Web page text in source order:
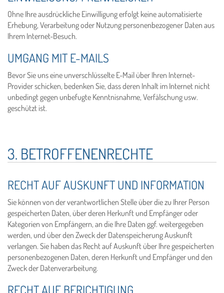
Ohne Ihre ausdrückliche Einwilligung erfolgt keine automatisierte
Erhebung, Verarbeitung oder Nutzung personenbezogener Daten aus
Ihrem Internet-Besuch.
UMGANG MIT E-MAILS
Bevor Sie uns eine unverschlüsselte E-Mail über Ihren Internet-
Provider schicken, bedenken Sie, dass deren Inhalt im Internet nicht
unbedingt gegen unbefugte Kenntnisnahme, Verfälschung usw.
geschützt ist.
3. BETROFFENENRECHTE
RECHT AUF AUSKUNFT UND INFORMATION
Sie können von der verantwortlichen Stelle über die zu Ihrer Person
gespeicherten Daten, über deren Herkunft und Empfänger oder
Kategorien von Empfängern, an die Ihre Daten ggf. weitergegeben
werden, und über den Zweck der Datenspeicherung Auskunft
verlangen. Sie haben das Recht auf Auskunft über Ihre gespeicherten
personenbezogenen Daten, deren Herkunft und Empfänger und den
Zweck der Datenverarbeitung.
RECHT AUF BERICHTIGUNG